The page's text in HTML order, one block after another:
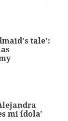
tale':
mi ídola'